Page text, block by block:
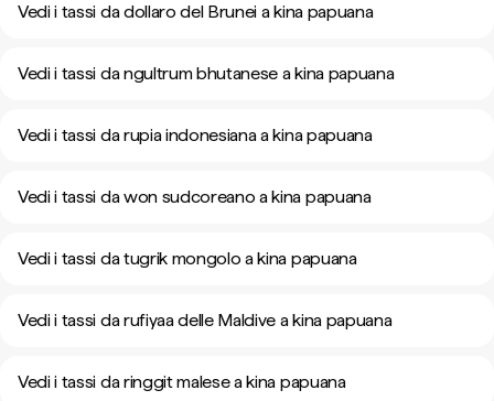
Vedi i tassi da dollaro del Brunei a kina papuana
Vedi i tassi da ngultrum bhutanese a kina papuana
Vedi i tassi da rupia indonesiana a kina papuana
Vedi i tassi da won sudcoreano a kina papuana
Vedi i tassi da tugrik mongolo a kina papuana
Vedi i tassi da rufiyaa delle Maldive a kina papuana
Vedi i tassi da ringgit malese a kina papuana